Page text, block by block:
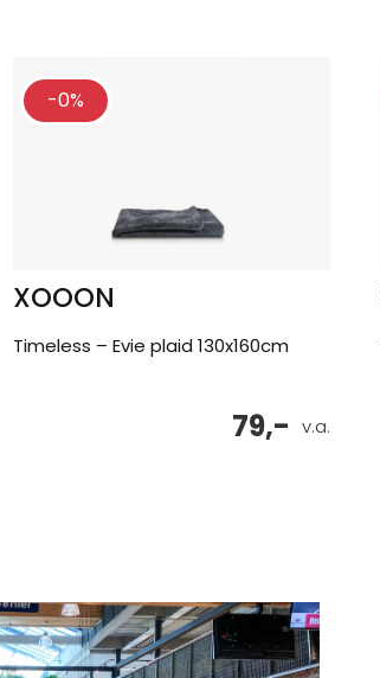
-0%
XOOON
Timeless – Evie plaid 130x160cm
v.a.
79,-